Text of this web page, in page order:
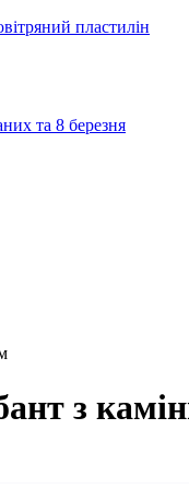
пластилін
та 8 березня
з